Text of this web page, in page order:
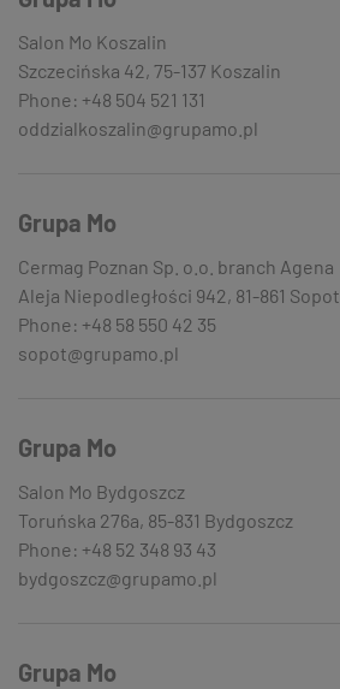
Salon Mo Koszalin
Szczecińska 42, 75-137 Koszalin
Phone: +48 504 521 131
oddzialkoszalin@grupamo.pl
Grupa Mo
Cermag Poznan Sp. o.o. branch Agena
Aleja Niepodległości 942, 81-861 Sopot
Phone: +48 58 550 42 35
sopot@grupamo.pl
Grupa Mo
Salon Mo Bydgoszcz
Toruńska 276a, 85-831 Bydgoszcz
Phone: +48 52 348 93 43
bydgoszcz@grupamo.pl
Grupa Mo